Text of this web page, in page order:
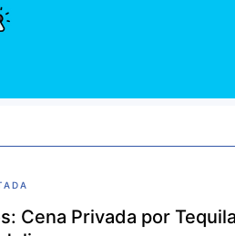
Cena Privada por Tequila